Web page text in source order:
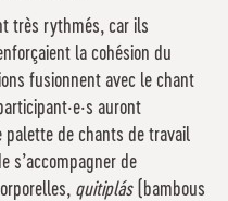
très rythmés, car ils
la cohésion du
fusionnent avec le chant
auront
palette de chants de travail
s’accompagner de
quitiplás
(bambous